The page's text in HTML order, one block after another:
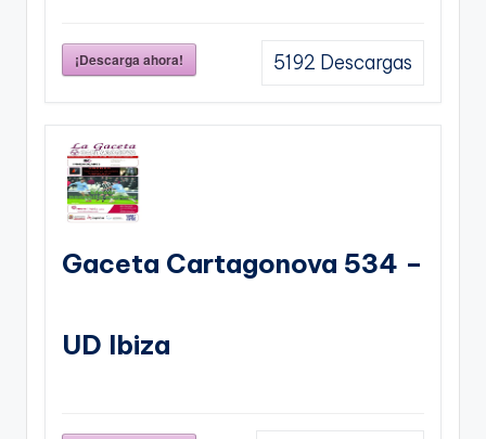
¡Descarga ahora! 5192 Descargas
Gaceta Cartagonova 534 –
UD Ibiza